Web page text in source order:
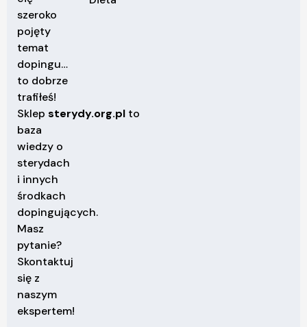
szeroko
pojęty
temat
dopingu…
to dobrze
trafiłeś!
Sklep sterydy.org.pl to
baza
wiedzy o
sterydach
i innych
środkach
dopingujących.
Masz
pytanie?
Skontaktuj
się z
naszym
ekspertem!